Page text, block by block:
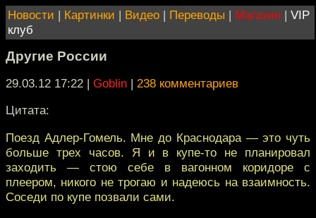
Новости | Картинки | Видео | Переводы | Магазин | VIP
клуб
Другие России
29.03.12 17:22 | Goblin | 238 комментариев
Цитата:
Поезд Адлер-Гомель. Мне до Краснодара — это чуть
больше трех часов. Я и в купе-то не планировал
заходить — стою себе в вагонном коридоре с
плеером, никого не трогаю и надеюсь на взаимность.
Соседи по купе позвали сами.